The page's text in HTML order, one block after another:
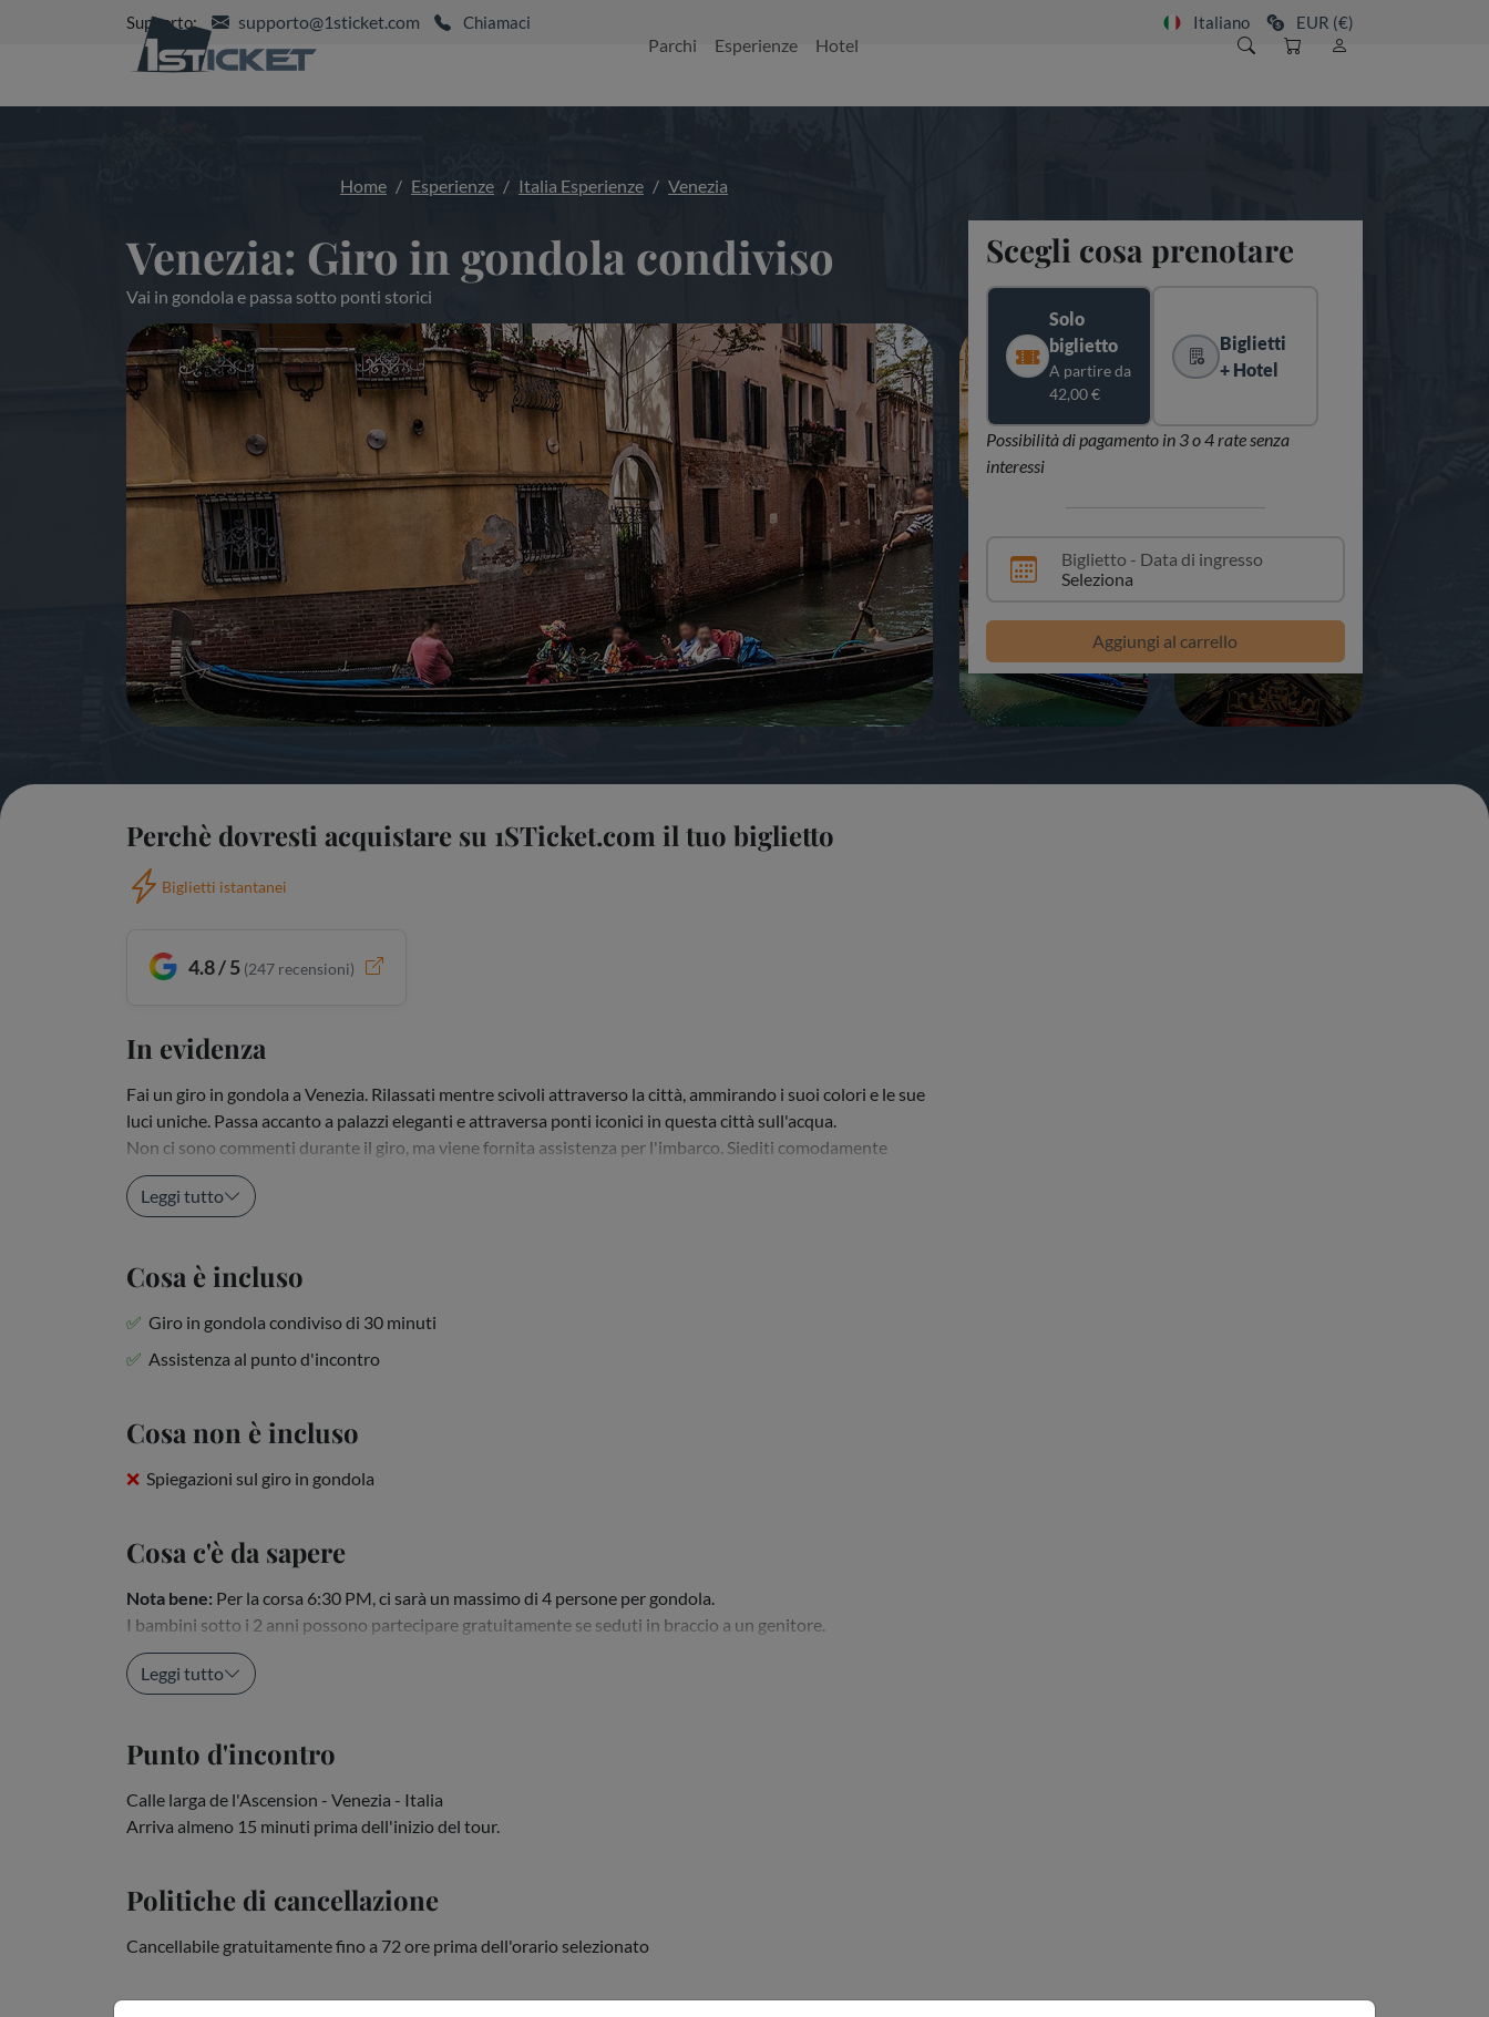
Supporto: supporto@1sticket.com Chiamaci Italiano EUR (€)
Parchi Esperienze Hotel
Home Esperienze Italia Esperienze Venezia
Venezia: Giro in gondola condiviso
Vai in gondola e passa sotto ponti storici
+1
Perchè dovresti acquistare su 1STicket.com il tuo biglietto
Biglietti istantanei
4.8 / 5 (247 recensioni)
In evidenza
Fai un giro in gondola a Venezia. Rilassati mentre scivoli attraverso la città, ammirando i suoi colori e le sue
luci uniche. Passa accanto a palazzi eleganti e attraversa ponti iconici in questa città sull'acqua.
Non ci sono commenti durante il giro, ma viene fornita assistenza per l'imbarco. Siediti comodamente
mentre un gondoliere, riconoscibile...
Leggi tutto
Cosa è incluso
Giro in gondola condiviso di 30 minuti
Assistenza al punto d'incontro
Cosa non è incluso
Spiegazioni sul giro in gondola
Cosa c'è da sapere
Nota bene: Per la corsa 6:30 PM, ci sarà un massimo di 4 persone per gondola.
I bambini sotto i 2 anni possono partecipare gratuitamente se seduti in braccio a un genitore.
Si tratta di una gondola condivisa con...
Leggi tutto
Punto d'incontro
Calle larga de l'Ascension - Venezia - Italia
Arriva almeno 15 minuti prima dell'inizio del tour.
Politiche di cancellazione
Cancellabile gratuitamente fino a 72 ore prima dell'orario selezionato
Scegli cosa prenotare
Solo
biglietto
A partire da
42,00 €
Biglietti
+ Hotel
Possibilità di pagamento in 3 o 4 rate senza
interessi
Biglietto - Data di ingresso
Seleziona
Aggiungi al carrello